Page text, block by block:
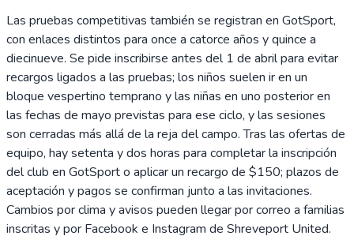
Las pruebas competitivas también se registran en GotSport,
con enlaces distintos para once a catorce años y quince a
diecinueve. Se pide inscribirse antes del 1 de abril para evitar
recargos ligados a las pruebas; los niños suelen ir en un
bloque vespertino temprano y las niñas en uno posterior en
las fechas de mayo previstas para ese ciclo, y las sesiones
son cerradas más allá de la reja del campo. Tras las ofertas de
equipo, hay setenta y dos horas para completar la inscripción
del club en GotSport o aplicar un recargo de $150; plazos de
aceptación y pagos se confirman junto a las invitaciones.
Cambios por clima y avisos pueden llegar por correo a familias
inscritas y por Facebook e Instagram de Shreveport United.